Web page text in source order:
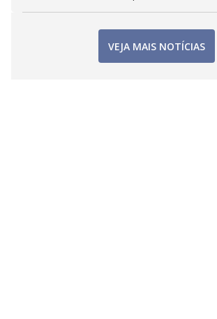
VEJA MAIS NOTÍCIAS